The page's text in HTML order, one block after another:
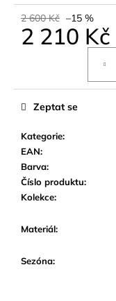
2 600 Kč –15 %
2 210 Kč
Kategorie:
EAN:
Barva:
Číslo produktu:
Kolekce:
Materiál:
Sezóna:
Zeptat se
r
u
e
m
e